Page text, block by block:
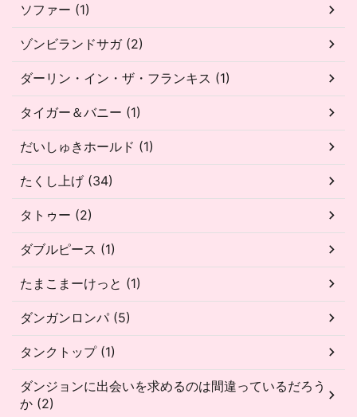
ソファー (1)
ゾンビランドサガ (2)
ダーリン・イン・ザ・フランキス (1)
タイガー＆バニー (1)
だいしゅきホールド (1)
たくし上げ (34)
タトゥー (2)
ダブルピース (1)
たまこまーけっと (1)
ダンガンロンパ (5)
タンクトップ (1)
ダンジョンに出会いを求めるのは間違っているだろう
か (2)